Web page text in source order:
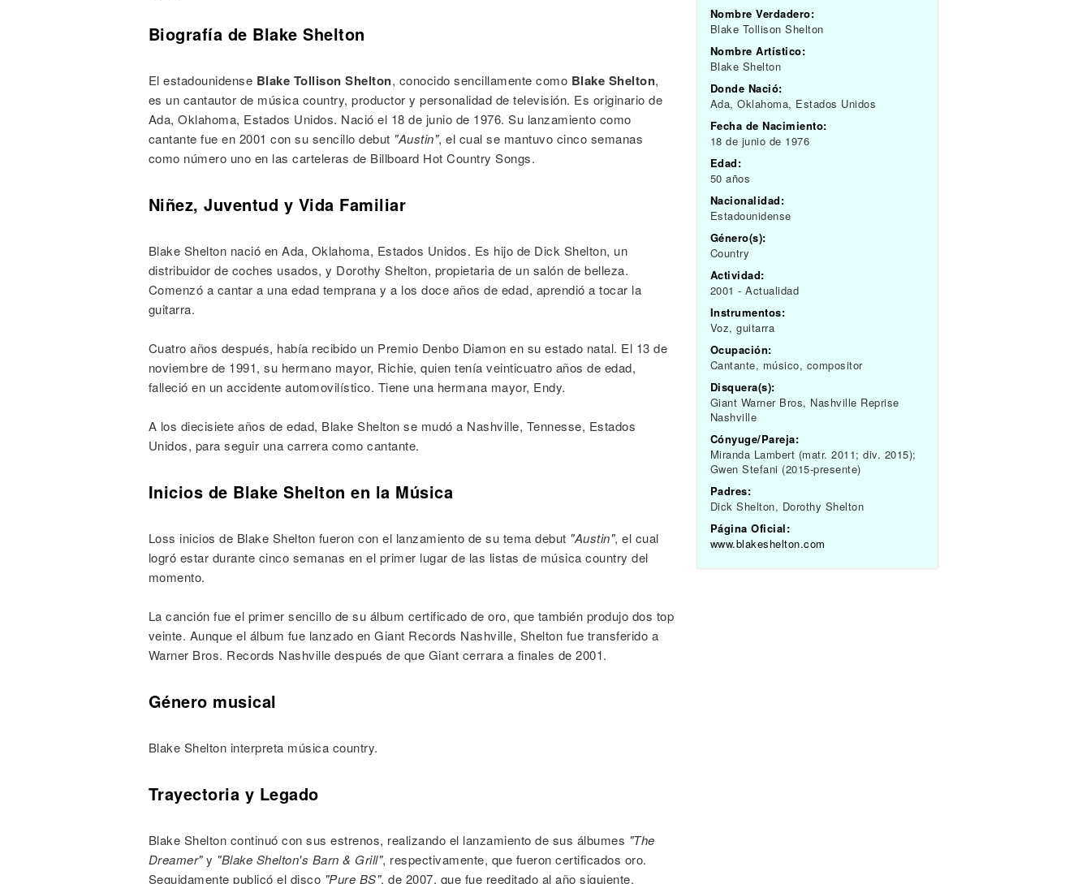
Biografía de Blake Shelton
El estadounidense Blake Tollison Shelton, conocido sencillamente como Blake Shelton,
es un cantautor de música country, productor y personalidad de televisión. Es originario de
Ada, Oklahoma, Estados Unidos. Nació el 18 de junio de 1976. Su lanzamiento como
cantante fue en 2001 con su sencillo debut "Austin", el cual se mantuvo cinco semanas
como número uno en las carteleras de Billboard Hot Country Songs.
Niñez, Juventud y Vida Familiar
Blake Shelton nació en Ada, Oklahoma, Estados Unidos. Es hijo de Dick Shelton, un
distribuidor de coches usados, y Dorothy Shelton, propietaria de un salón de belleza.
Comenzó a cantar a una edad temprana y a los doce años de edad, aprendió a tocar la
guitarra.
Cuatro años después, había recibido un Premio Denbo Diamon en su estado natal. El 13 de
noviembre de 1991, su hermano mayor, Richie, quien tenía veinticuatro años de edad,
falleció en un accidente automovilístico. Tiene una hermana mayor, Endy.
A los diecisiete años de edad, Blake Shelton se mudó a Nashville, Tennesse, Estados
Unidos, para seguir una carrera como cantante.
Inicios de Blake Shelton en la Música
Loss inicios de Blake Shelton fueron con el lanzamiento de su tema debut "Austin", el cual
logró estar durante cinco semanas en el primer lugar de las listas de música country del
momento.
La canción fue el primer sencillo de su álbum certificado de oro, que también produjo dos top
veinte. Aunque el álbum fue lanzado en Giant Records Nashville, Shelton fue transferido a
Warner Bros. Records Nashville después de que Giant cerrara a finales de 2001.
Género musical
Blake Shelton interpreta música country.
Trayectoria y Legado
Blake Shelton continuó con sus estrenos, realizando el lanzamiento de sus álbumes "The
Dreamer"y "Blake Shelton's Barn & Grill", respectivamente, que fueron certificados oro.
Seguidamente publicó el disco "Pure BS", de 2007, que fue reeditado al año siguiente.
Nombre Verdadero:
Blake Tollison Shelton
Nombre Artístico:
Blake Shelton
Donde Nació:
Ada, Oklahoma, Estados Unidos
Fecha de Nacimiento:
18 de junio de 1976
Edad:
50 años
Nacionalidad:
Estadounidense
Género(s):
Country
Actividad:
2001 - Actualidad
Instrumentos:
Voz, guitarra
Ocupación:
Cantante, músico, compositor
Disquera(s):
Giant Warner Bros, Nashville Reprise
Nashville
Cónyuge/Pareja:
Miranda Lambert (matr. 2011; div. 2015);
Gwen Stefani (2015-presente)
Padres:
Dick Shelton, Dorothy Shelton
Página Oficial:
www.blakeshelton.com